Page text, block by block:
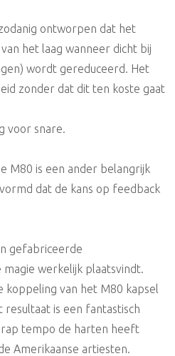
ontworpen dat het
het laag wanneer dicht bij
wordt gereduceerd. Het
zonder dat dit ten koste gaat
voor snare.
M80 is een ander belangrijk
dat de kans op feedback
gefabriceerde
werkelijk plaatsvindt.
koppeling van het M80 kapsel
is een fantastisch
tempo de harten heeft
Amerikaanse artiesten.